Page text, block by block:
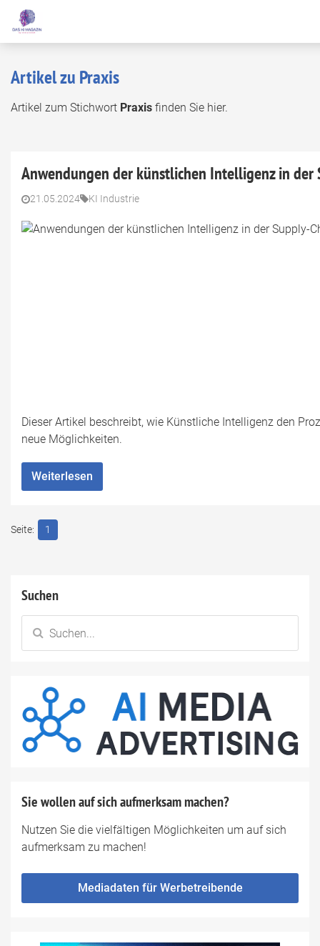
Artikel zu Praxis
Artikel zum Stichwort Praxis finden Sie hier.
Anwendungen der künstlichen Intelligenz in
21.05.2024 KI Industrie
Dieser Artikel beschreibt, wie Künstliche Intelligenz den
neue Möglichkeiten.
Weiterlesen
1
Suchen
Sie wollen auf sich aufmerksam machen?
Nutzen Sie die vielfältigen Möglichkeiten um auf sich
aufmerksam zu machen!
Mediadaten für Werbetreibende